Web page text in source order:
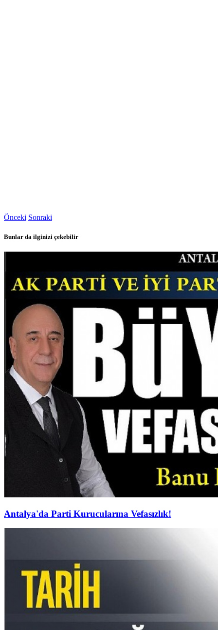
Önceki Sonraki
Bunlar da ilginizi çekebilir
Antalya'da Parti Kurucularına Vefasızlık!